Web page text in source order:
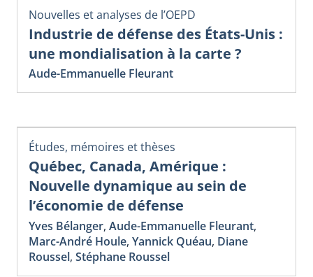
Nouvelles et analyses de l’OEPD
Industrie de défense des États-Unis :
une mondialisation à la carte ?
Aude-Emmanuelle Fleurant
Études, mémoires et thèses
Québec, Canada, Amérique :
Nouvelle dynamique au sein de
l’économie de défense
Yves Bélanger, Aude-Emmanuelle Fleurant,
Marc-André Houle, Yannick Quéau, Diane
Roussel, Stéphane Roussel